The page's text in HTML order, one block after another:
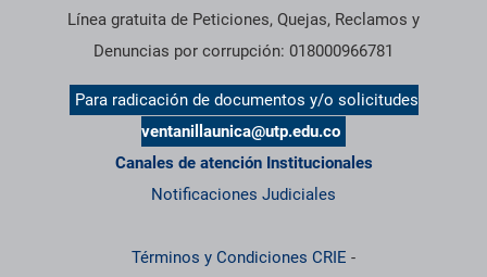
Línea gratuita de Peticiones, Quejas, Reclamos y
Denuncias por corrupción: 018000966781
Para radicación de documentos y/o solicitudes
ventanillaunica@utp.edu.co
Canales de atención Institucionales
Notificaciones Judiciales
Términos y Condiciones CRIE -